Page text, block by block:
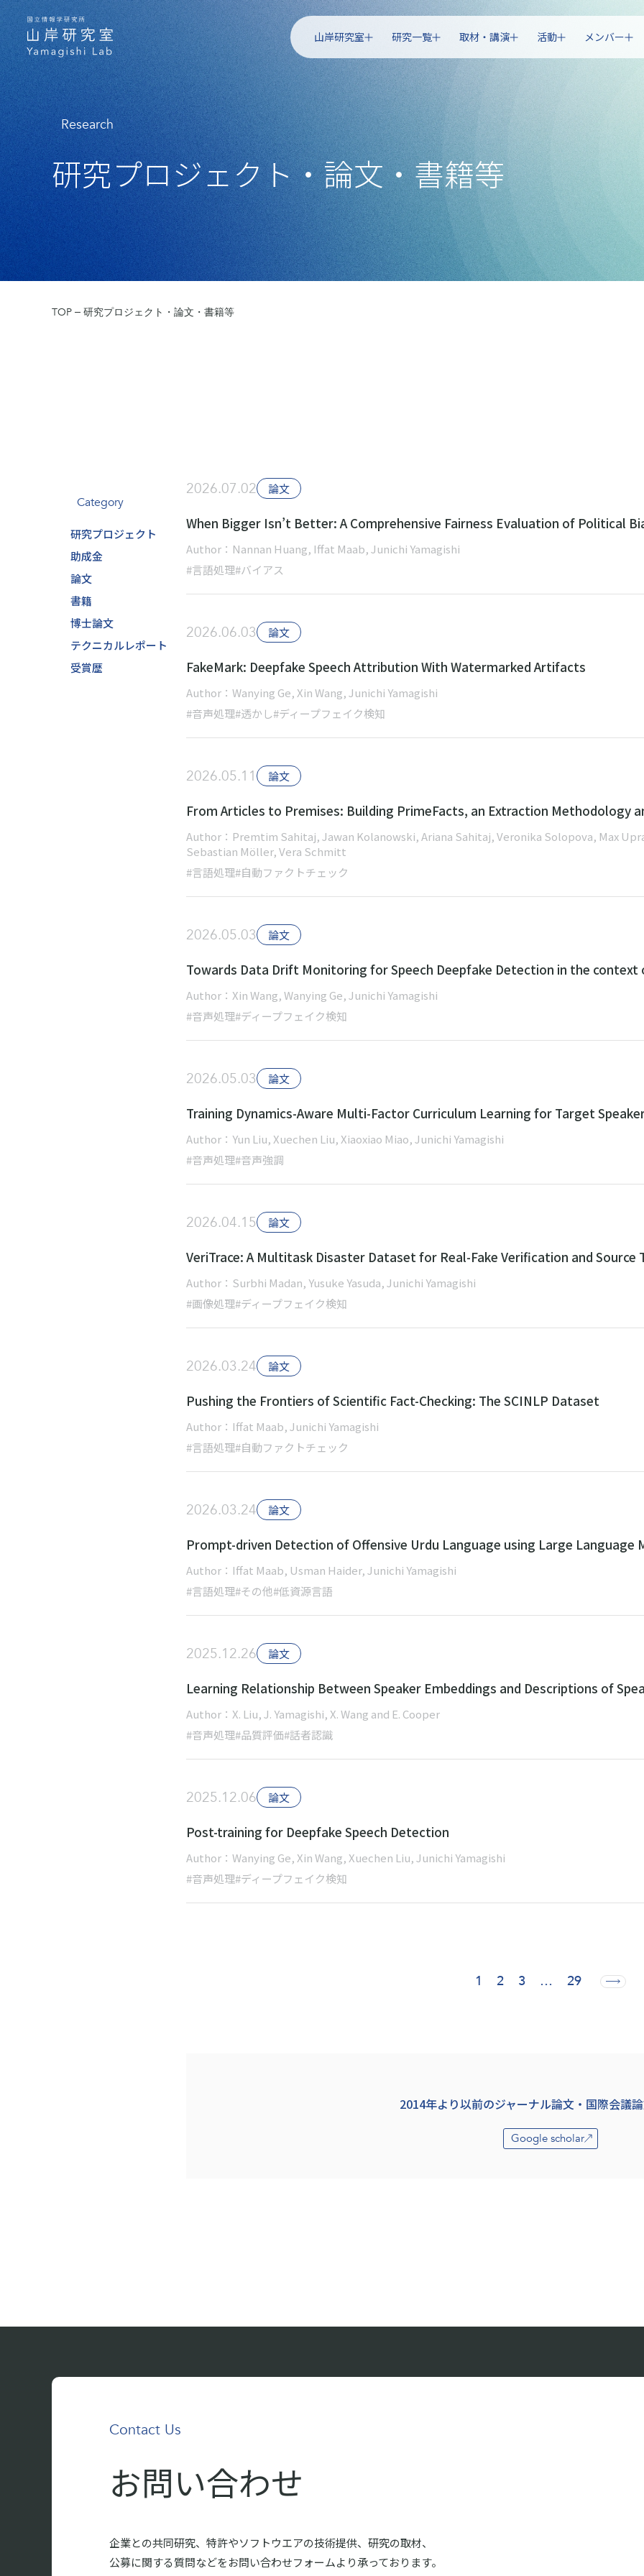
山岸研究室 研究一覧 取材・講演 活動 メンバー
Research
研究プロジェクト・論文・書籍等
TOP 研究プロジェクト・論文・書籍等
Category
研究プロジェクト
助成金
論文
書籍
博士論文
テクニカルレポート
受賞歴
2026.07.02 論文
When Bigger Isn’t Better: A Comprehensive Fairness Evaluation of Political
Author：Nannan Huang, Iffat Maab, Junichi Yamagishi
#言語処理#バイアス
2026.06.03 論文
FakeMark: Deepfake Speech Attribution With Watermarked Artifacts
Author：Wanying Ge, Xin Wang, Junichi Yamagishi
#音声処理#透かし#ディープフェイク検知
2026.05.11 論文
From Articles to Premises: Building PrimeFacts, an Extraction Methodology
Author：Premtim Sahitaj, Jawan Kolanowski, Ariana Sahitaj, Veronika Solopova, Max
Sebastian Möller, Vera Schmitt
#言語処理#自動ファクトチェック
2026.05.03 論文
Towards Data Drift Monitoring for Speech Deepfake Detection in the context
Author：Xin Wang, Wanying Ge, Junichi Yamagishi
#音声処理#ディープフェイク検知
2026.05.03 論文
Training Dynamics-Aware Multi-Factor Curriculum Learning for Target
Author：Yun Liu, Xuechen Liu, Xiaoxiao Miao, Junichi Yamagishi
#音声処理#音声強調
2026.04.15 論文
VeriTrace: A Multitask Disaster Dataset for Real-Fake Verification and Source
Author：Surbhi Madan, Yusuke Yasuda, Junichi Yamagishi
#画像処理#ディープフェイク検知
2026.03.24 論文
Pushing the Frontiers of Scientific Fact-Checking: The SCINLP Dataset
Author：Iffat Maab, Junichi Yamagishi
#言語処理#自動ファクトチェック
2026.03.24 論文
Prompt-driven Detection of Offensive Urdu Language using Large Language
Author：Iffat Maab, Usman Haider, Junichi Yamagishi
#言語処理#その他#低資源言語
2025.12.26 論文
Learning Relationship Between Speaker Embeddings and Descriptions of
Author：X. Liu, J. Yamagishi, X. Wang and E. Cooper
#音声処理#品質評価#話者認識
2025.12.06 論文
Post-training for Deepfake Speech Detection
Author：Wanying Ge, Xin Wang, Xuechen Liu, Junichi Yamagishi
#音声処理#ディープフェイク検知
1 2 3 … 29
2014年より以前のジャーナル論文・国際会議
Google scholar
Contact Us
お問い合わせ
企業との共同研究、特許やソフトウエアの技術提供、研究の取材、
公募に関する質問などをお問い合わせフォームより承っております。